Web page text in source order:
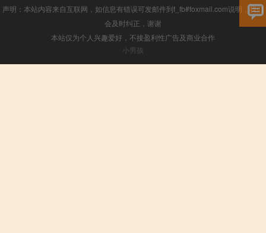
声明：本站内容来自互联网，如信息有错误可发邮件到f_fb#foxmail.com说明，我们
会及时纠正，谢谢
本站仅为个人兴趣爱好，不接盈利性广告及商业合作
小男孩